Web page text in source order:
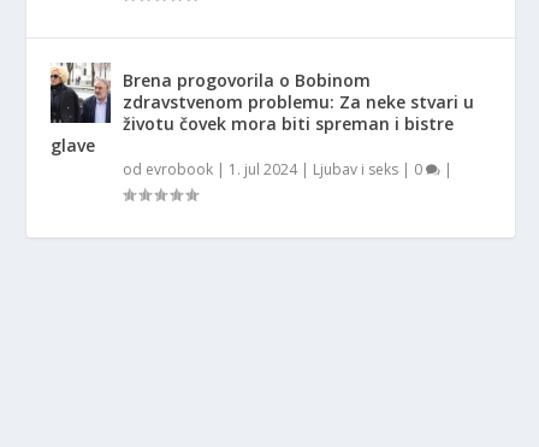
Brena progovorila o Bobinom
zdravstvenom problemu: Za neke stvari u
životu čovek mora biti spreman i bistre
glave
od evrobook | 1. jul 2024| Ljubav i seks | 0 |